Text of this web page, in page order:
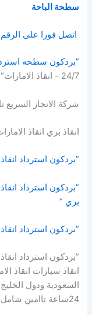
سطحة الباحة
اتصل فورا على الرقم المباشر
”بردكون سطحه
24/7 – انقاذ الامارات“
شركة الانجاز السريع
انقاذ بري انقاذ
”بردكون استرداد انقاذ سيارات
بري “
”بردكون استرداد
انقاذ سيارات انقاذ
السعودية ودول
24ساعة تاامين شامل للحمولة